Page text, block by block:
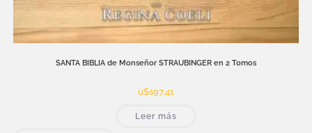
SANTA BIBLIA de Monseñor STRAUBINGER en 2 Tomos
u$s97,41
Leer más